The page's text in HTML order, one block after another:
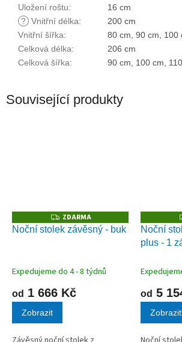
Uložení roštu:
16 cm
? Vnitřní délka:
200 cm
Vnitřní šířka:
80 cm, 90 cm, 100
Celková délka:
206 cm
Celková šířka: 90 cm, 100 cm,
Související produkty
Z
D
A
ZDARMA
Noční stolek závěsný - buk
Expedujeme do 4 - 8 týdnů
od 1 666 Kč
Zobrazit
Noční
plus - 1
od 5
Zobrazit